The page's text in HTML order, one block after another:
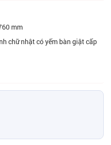
mm
chữ nhật có yếm bàn giật cấp